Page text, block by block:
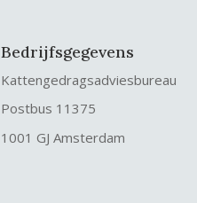
Bedrijfsgegevens
Kattengedragsadviesbureau
Postbus 11375
1001 GJ Amsterdam